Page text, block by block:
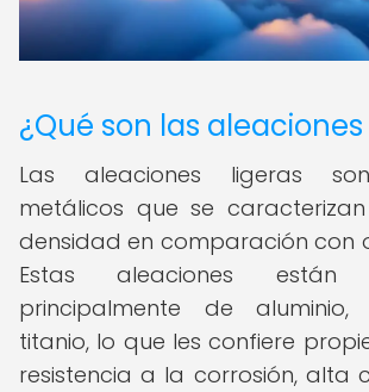
¿Qué son las
Las aleaciones ligeras
metálicos que se
densidad en comparación con
Estas aleaciones están
principalmente de
titanio, lo que les confiere
resistencia a la corrosión, alta